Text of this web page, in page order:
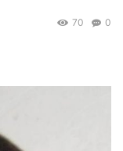
0
70